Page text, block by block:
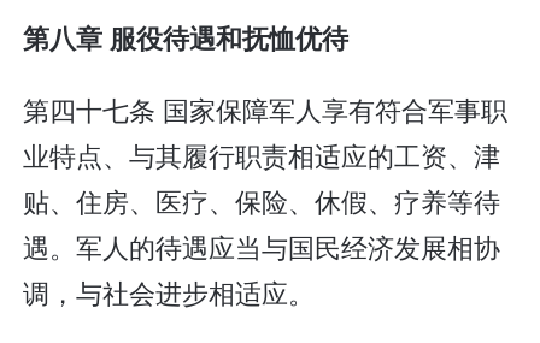
第八章 服役待遇和抚恤优待
第四十七条 国家保障军人享有符合军事职
业特点、与其履行职责相适应的工资、津
贴、住房、医疗、保险、休假、疗养等待
遇。军人的待遇应当与国民经济发展相协
调，与社会进步相适应。